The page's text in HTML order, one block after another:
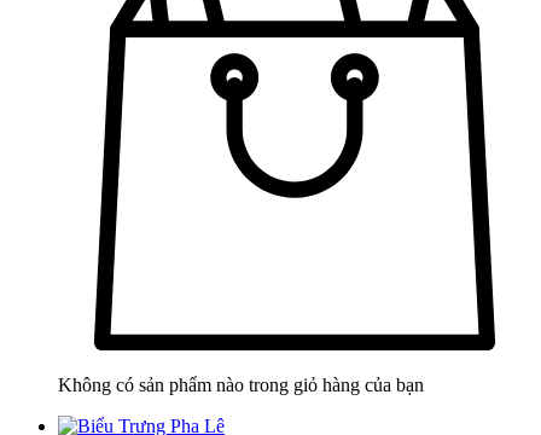
Không có sản phẩm nào trong giỏ hàng của bạn